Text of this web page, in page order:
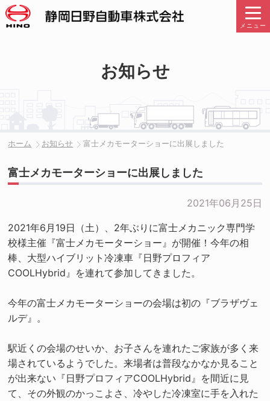
メニュー
お知らせ
ホーム お知らせ 富士メカモーターショーに出展しました
富士メカモーターショーに出展しました
2021年06月25日
2021年6月19日（土）、2年ぶりに富士メカニック専門学
校様主催『富士メカモーターショー』が開催！今年の相
棒、大型ハイブリット冷凍車『日野プロフィア
COOLHybrid』を連れて参加してきました。
今年の富士メカモーターショーの会場は初の『ブラザヴェ
ルデ』。
駅近くの会場のせいか、お子さんを連れたご家族が多く来
場されているようでした。来場者は普段なかなか見ること
が出来ない『日野プロフィアCOOLHybrid』を間近に見
て、その外観のかっこよさ、冷やした冷凍室に手を入れた